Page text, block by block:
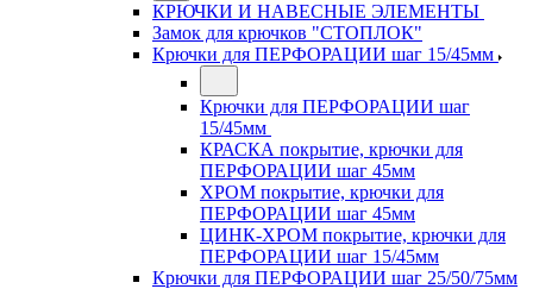
КРЮЧКИ И НАВЕСНЫЕ ЭЛЕМЕНТЫ
Замок для крючков "СТОПЛОК"
Крючки для ПЕРФОРАЦИИ шаг 15/45мм
Крючки для ПЕРФОРАЦИИ шаг
15/45мм
КРАСКА покрытие, крючки для
ПЕРФОРАЦИИ шаг 45мм
ХРОМ покрытие, крючки для
ПЕРФОРАЦИИ шаг 45мм
ЦИНК-ХРОМ покрытие, крючки для
ПЕРФОРАЦИИ шаг 15/45мм
Крючки для ПЕРФОРАЦИИ шаг 25/50/75мм